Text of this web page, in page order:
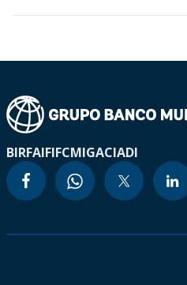
BIRFAIFIFCMIGACIADI